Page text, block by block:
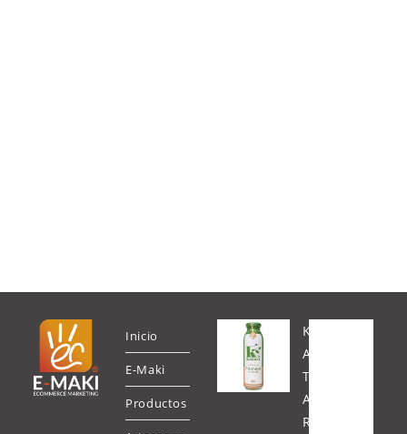
Inicio
E-Maki
Productos
K
A
T
A
R